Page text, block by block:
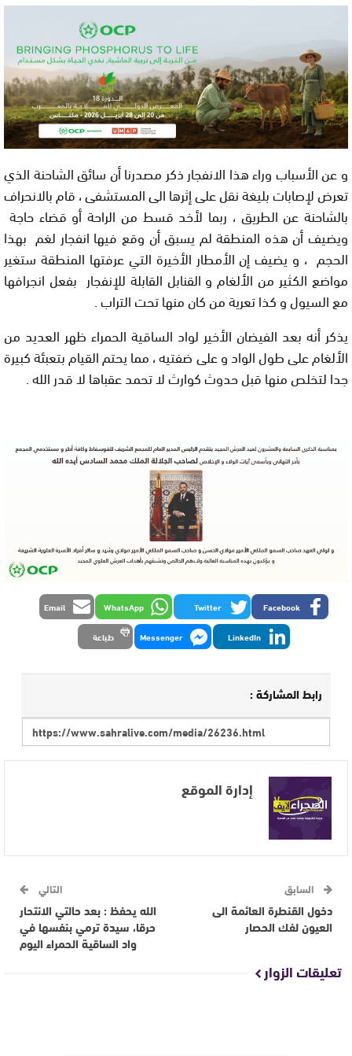
و عن الأسباب وراء هذا الانفجار ذكر مصدرنا أن سائق الشاحنة الذي
تعرض لإصابات بليغة نقل على إثرها الى المستشفى ، قام بالانحراف
بالشاحنة عن الطريق ، ربما لأخد قسط من الراحة أو قضاء حاجة
ويضيف أن هذه المنطقة لم يسبق أن وقع فيها انفجار لغم بهذا
الحجم ، و يضيف إن الأمطار الأخيرة التي عرفتها المنطقة ستغير
مواضع الكثير من الألغام و القنابل القابلة للإنفجار بفعل انجرافها
مع السيول و كذا تعرية من كان منها تحت التراب .
يذكر أنه بعد الفيضان الأخير لواد الساقية الحمراء ظهر العديد من
الألغام على طول الواد و على ضفتيه ، مما يحتم القيام بتعبئة كبيرة
جدا لتخلص منها قبل حدوث كوارث لا تحمد عقباها لا قدر الله .
Facebook
Twitter
WhatsApp
Email
LinkedIn
Messenger طباعة
رابط المشاركة :
إدارة الموقع
السابق
دخول القنطرة العائمة الى
العيون لفك الحصار
التالي
الله يحفظ : بعد حالتي الانتحار
حرقا، سيدة ترمي بنفسها في
واد الساقية الحمراء اليوم
تعليقات الزوار